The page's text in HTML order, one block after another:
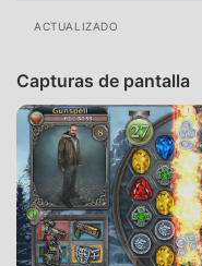
ACTUALIZADO
Capturas de pantalla